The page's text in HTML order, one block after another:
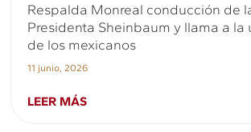
Respalda Monreal conducción de
Presidenta Sheinbaum y llama a la
de los mexicanos
11 junio, 2026
LEER MÁS